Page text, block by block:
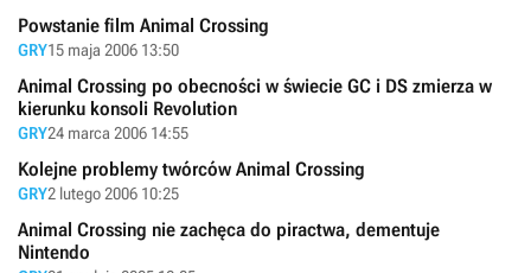
Powstanie film Animal Crossing
GRY15 maja 2006 13:50
Animal Crossing po obecności w świecie GC i DS zmierza w
kierunku konsoli Revolution
GRY24 marca 2006 14:55
Kolejne problemy twórców Animal Crossing
GRY2 lutego 2006 10:25
Animal Crossing nie zachęca do piractwa, dementuje
Nintendo